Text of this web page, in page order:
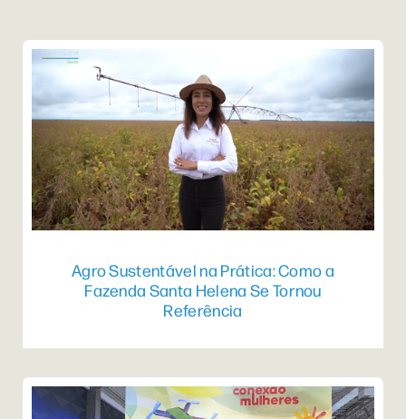
Agro Sustentável na Prática: Como a
Fazenda Santa Helena Se Tornou
Referência